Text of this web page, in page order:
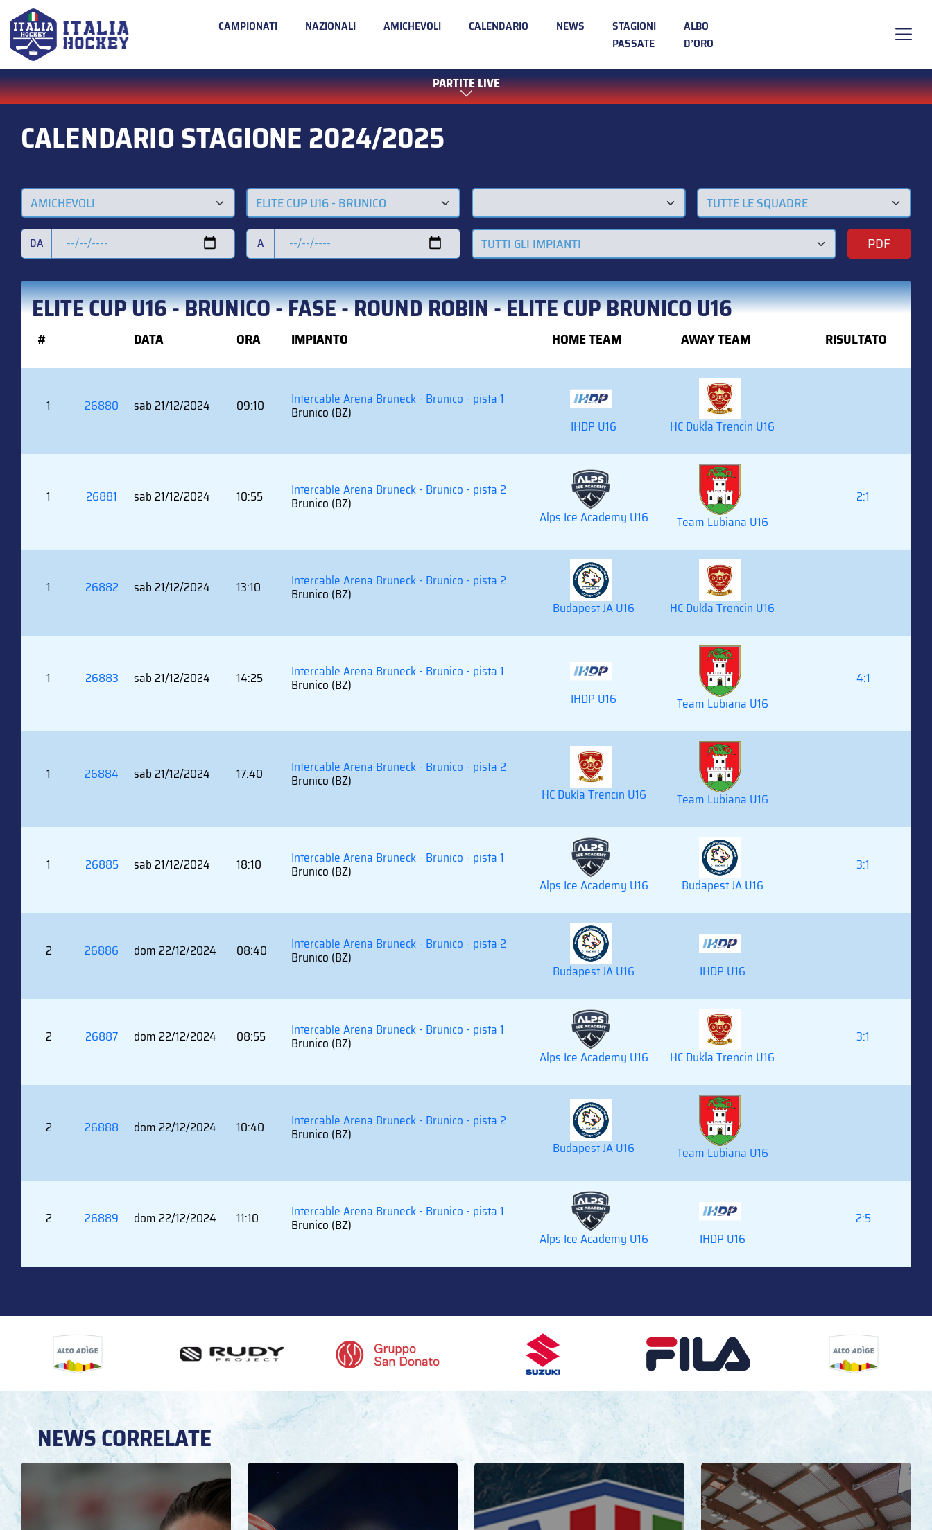
CAMPIONATI NAZIONALI AMICHEVOLI CALENDARIO NEWS
STAGIONI
PASSATE
ALBO
D’ORO
PARTITE LIVE
CALENDARIO STAGIONE 2024/2025
AMICHEVOLI ELITE CUP U16 - BRUNICO TUTTE LE SQUADRE
DA A TUTTI GLI IMPIANTI PDF
ELITE CUP U16 - BRUNICO - FASE - ROUND ROBIN - ELITE CUP BRUNICO U16
# DATA ORA IMPIANTO HOME TEAM AWAY TEAM RISULTATO
1 26880 sab 21/12/2024 09:10 Intercable Arena Bruneck - Brunico - pista 1
Brunico (BZ)
IHDP U16 HC Dukla Trencin U16
1 26881 sab 21/12/2024 10:55 Intercable Arena Bruneck - Brunico - pista 2
Brunico (BZ)
Alps Ice Academy U16 Team Lubiana U16
2:1
1 26882 sab 21/12/2024 13:10 Intercable Arena Bruneck - Brunico - pista 2
Brunico (BZ)
Budapest JA U16 HC Dukla Trencin U16
1 26883 sab 21/12/2024 14:25 Intercable Arena Bruneck - Brunico - pista 1
Brunico (BZ)
IHDP U16 Team Lubiana U16
4:1
1 26884 sab 21/12/2024 17:40 Intercable Arena Bruneck - Brunico - pista 2
Brunico (BZ)
HC Dukla Trencin U16 Team Lubiana U16
1 26885 sab 21/12/2024 18:10 Intercable Arena Bruneck - Brunico - pista 1
Brunico (BZ)
Alps Ice Academy U16 Budapest JA U16
3:1
2 26886 dom 22/12/2024 08:40 Intercable Arena Bruneck - Brunico - pista 2
Brunico (BZ)
Budapest JA U16 IHDP U16
2 26887 dom 22/12/2024 08:55 Intercable Arena Bruneck - Brunico - pista 1
Brunico (BZ)
Alps Ice Academy U16 HC Dukla Trencin U16
3:1
2 26888 dom 22/12/2024 10:40 Intercable Arena Bruneck - Brunico - pista 2
Brunico (BZ)
Budapest JA U16 Team Lubiana U16
2 26889 dom 22/12/2024 11:10 Intercable Arena Bruneck - Brunico - pista 1
Brunico (BZ)
Alps Ice Academy U16 IHDP U16
2:5
NEWS CORRELATE